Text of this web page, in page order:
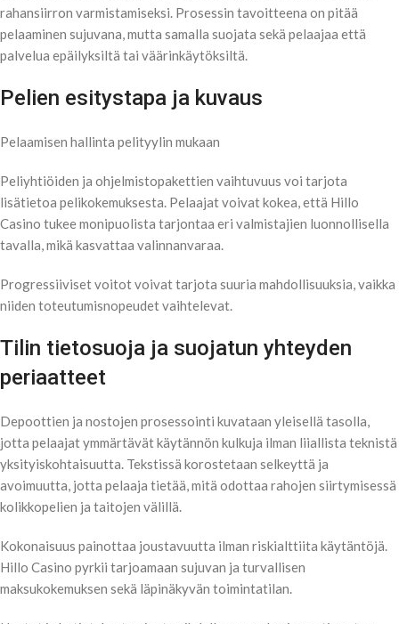
rahansiirron varmistamiseksi. Prosessin tavoitteena on pitää
pelaaminen sujuvana, mutta samalla suojata sekä pelaajaa että
palvelua epäilyksiltä tai väärinkäytöksiltä.
Pelien esitystapa ja kuvaus
Pelaamisen hallinta pelityylin mukaan
Peliyhtiöiden ja ohjelmistopakettien vaihtuvuus voi tarjota
lisätietoa pelikokemuksesta. Pelaajat voivat kokea, että Hillo
Casino tukee monipuolista tarjontaa eri valmistajien luonnollisella
tavalla, mikä kasvattaa valinnanvaraa.
Progressiiviset voitot voivat tarjota suuria mahdollisuuksia, vaikka
niiden toteutumisnopeudet vaihtelevat.
Tilin tietosuoja ja suojatun yhteyden
periaatteet
Depoottien ja nostojen prosessointi kuvataan yleisellä tasolla,
jotta pelaajat ymmärtävät käytännön kulkuja ilman liiallista teknistä
yksityiskohtaisuutta. Tekstissä korostetaan selkeyttä ja
avoimuutta, jotta pelaaja tietää, mitä odottaa rahojen siirtymisessä
kolikkopelien ja taitojen välillä.
Kokonaisuus painottaa joustavuutta ilman riskialttiita käytäntöjä.
Hillo Casino pyrkii tarjoamaan sujuvan ja turvallisen
maksukokemuksen sekä läpinäkyvän toimintatilan.